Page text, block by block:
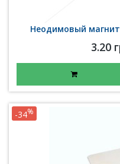
Неодимовый
3.20
-34%